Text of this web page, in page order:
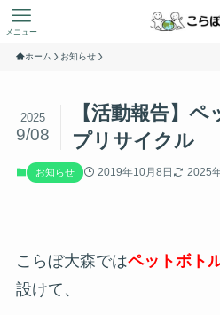
メニュー
ホーム お知らせ
【活動報告】
プリサイクル
2025
9/08
お知らせ 2019年10月8日 2025
こらぼ大森ではペットボト
設けて、